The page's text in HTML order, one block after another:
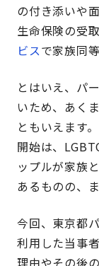
の付き添いや
生命保険の受
ビスで家族同
とはいえ、パ
いため、あく
ともいえます
開始は、
ップルが家族
あるものの、
今回、東京都
利用した当事
理由やその後